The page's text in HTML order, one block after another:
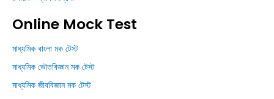
Online Mock Test
মাধ্যমিক বাংলা মক টেস্ট
মাধ্যমিক ভৌতবিজ্ঞান মক টেস্ট
মাধ্যমিক জীববিজ্ঞান মক টেস্ট